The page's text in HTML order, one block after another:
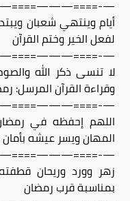
====———====—-
أيام وينتهي شعبان
لفعل الخير وختم القرآن
====———====—-
لا تنسى ذكر الله
وقراءة القرآن المرسل:
====———====—-
اللهم إحفظه في
المهان ويسر عيشه بأمان
====———====—-
زهر وورد وريحان
بمناسبة قرب رمضان